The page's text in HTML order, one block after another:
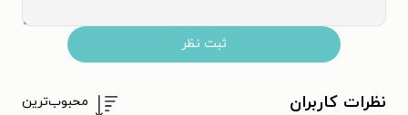
ثبت نظر
نظرات کاربران محبوب‌ترین